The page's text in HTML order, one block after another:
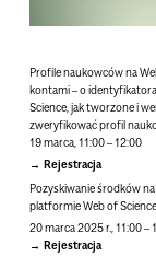
Profile naukowców na
kontami– o
Science, jak tworzone i
zweryfikować profil
19 marca, 11:00 – 12:00
Rejestracja
Pozyskiwanie środków
platformie Web of
20 marca 2025 r., 11:00 –
Rejestracja